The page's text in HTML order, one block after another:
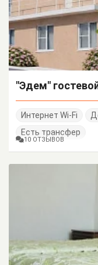
"Эдем"
Интернет Wi-Fi
Есть трансфер
10 ОТЗЫВОВ